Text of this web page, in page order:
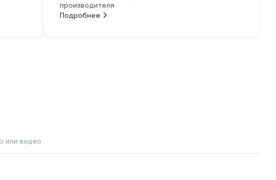
производителя
Подробнее
или видео